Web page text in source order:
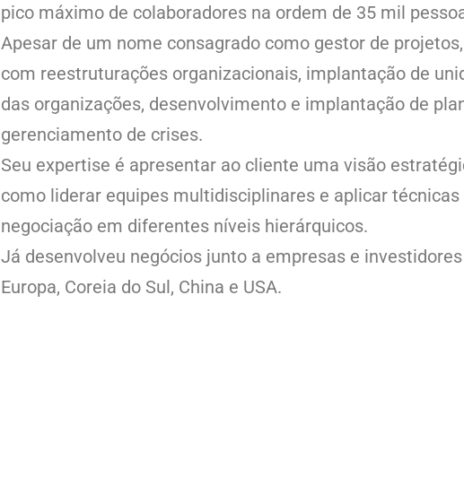
pico máximo de colaboradores na ordem de 35 mil
Apesar de um nome consagrado como gestor de
com reestruturações organizacionais, implantação de
das organizações, desenvolvimento e implantação de
gerenciamento de crises.
Seu expertise é apresentar ao cliente uma visão
como liderar equipes multidisciplinares e aplicar
negociação em diferentes níveis hierárquicos.
Já desenvolveu negócios junto a empresas e
Europa, Coreia do Sul, China e USA.